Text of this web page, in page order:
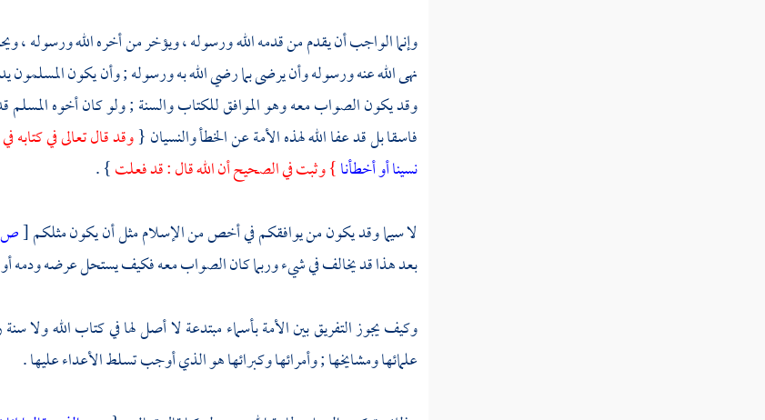
وإنما الواجب أن يقدم من قدمه الله ورسوله ، ويؤخر من أخره الله ورسوله ،
نهى الله عنه ورسوله وأن يرضى بما رضي الله به ورسوله ; وأن يكون
وقد يكون الصواب معه وهو الموافق للكتاب والسنة ; ولو كان أخوه
فاسقا بل قد عفا الله لهذه الأمة عن الخطأ والنسيان {وقد قال تعالى في كتابه
نسينا أو أخطأنا} وثبت في الصحيح أن الله قال : قد فعلت} .
لا سيما وقد يكون من يوافقكم في أخص من الإسلام مثل أن يكون مثلكم[
بعد هذا قد يخالف في شيء وربما كان الصواب معه فكيف يستحل عرضه ودمه أو
وكيف يجوز التفريق بين الأمة بأسماء مبتدعة لا أصل لها في كتاب الله
علمائها ومشايخها ; وأمرائها وكبرائها هو الذي أوجب تسلط الأعداء عليها .